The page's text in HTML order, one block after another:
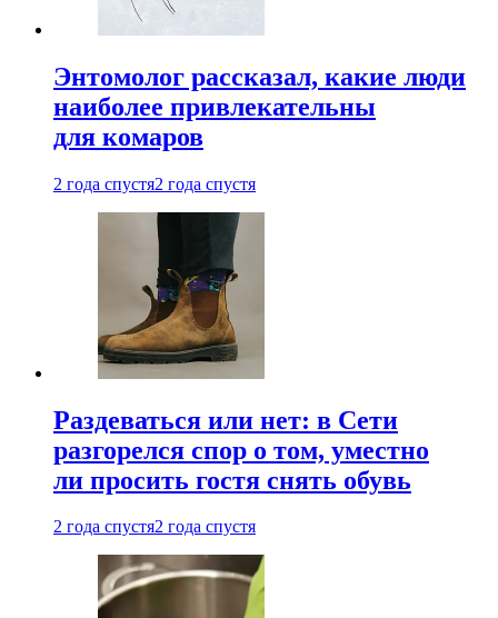
Энтомолог рассказал, какие люди
наиболее привлекательны
для комаров
2 года спустя2 года спустя
Раздеваться или нет: в Сети
разгорелся спор о том, уместно
ли просить гостя снять обувь
2 года спустя2 года спустя